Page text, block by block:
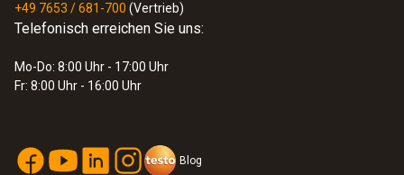
+49 7653 / 681-700 (Vertrieb)
Telefonisch erreichen Sie uns:
Mo-Do: 8:00 Uhr - 17:00 Uhr
Fr: 8:00 Uhr - 16:00 Uhr
Blog